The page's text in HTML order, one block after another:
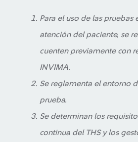
Para el uso de las pruebas
atención del paciente, se
cuenten previamente con
INVIMA.
Se reglamenta el entorno
prueba.
Se determinan los
continua del THS y los